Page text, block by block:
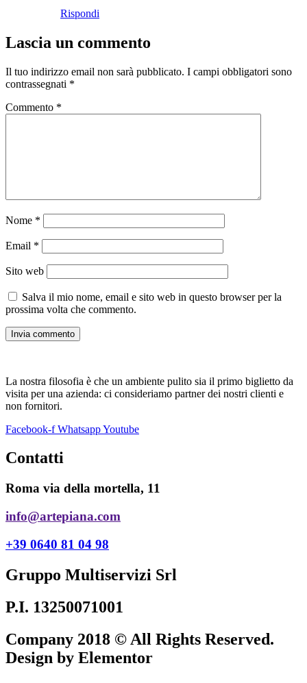
Rispondi
Lascia un commento
Il tuo indirizzo email non sarà pubblicato. I campi obbligatori sono
contrassegnati *
Commento *
Nome *
Email *
Sito web
Salva il mio nome, email e sito web in questo browser per la
prossima volta che commento.
La nostra filosofia è che un ambiente pulito sia il primo biglietto da
visita per una azienda: ci consideriamo partner dei nostri clienti e
non fornitori.
Facebook-f WhatsappYoutube
Contatti
Roma via della mortella, 11
info@artepiana.com
+39 0640 81 04 98
Gruppo Multiservizi Srl
P.I. 13250071001
Company 2018 © All Rights Reserved.
Design by Elementor